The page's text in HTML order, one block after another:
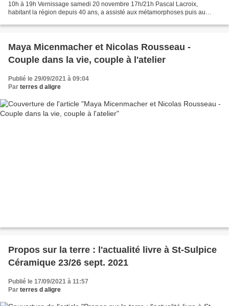
10h à 19h Vernissage samedi 20 novembre 17h/21h Pascal Lacroix,
habitant la région depuis 40 ans, a assisté aux métamorphoses puis au
Maya Micenmacher et Nicolas Rousseau -
Couple dans la vie, couple à l'atelier
Publié le 29/09/2021 à 09:04
Par terres d aligre
Propos sur la terre : l'actualité livre à St-Sulpice
Céramique 23/26 sept. 2021
Publié le 17/09/2021 à 11:57
Par terres d aligre